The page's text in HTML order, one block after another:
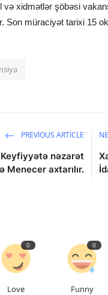
və xidmətlər şöbəsi
Son müraciyət tarixi 15
PREVIOUS ARTICLE
nəzarət
Menecer axtarılır.
0
Love
0
Funny